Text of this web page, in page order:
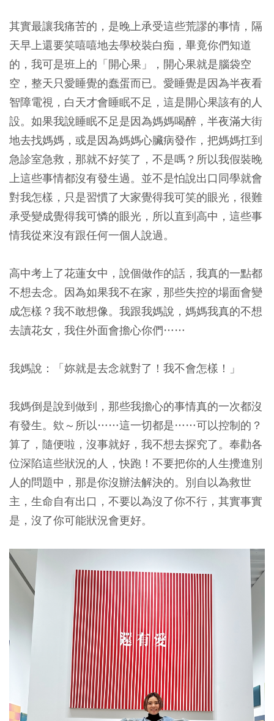
其實最讓我痛苦的，是晚上承受這些荒謬的事情，隔
天早上還要笑嘻嘻地去學校裝白痴，畢竟你們知道
的，我可是班上的「開心果」，開心果就是腦袋空
空，整天只愛睡覺的蠢蛋而已。愛睡覺是因為半夜看
智障電視，白天才會睡眠不足，這是開心果該有的人
設。如果我說睡眠不足是因為媽媽喝醉，半夜滿大街
地去找媽媽，或是因為媽媽心臟病發作，把媽媽扛到
急診室急救，那就不好笑了，不是嗎？所以我假裝晚
上這些事情都沒有發生過。並不是怕說出口同學就會
對我怎樣，只是習慣了大家覺得我可笑的眼光，很難
承受變成覺得我可憐的眼光，所以直到高中，這些事
情我從來沒有跟任何一個人說過。
高中考上了花蓮女中，說個做作的話，我真的一點都
不想去念。因為如果我不在家，那些失控的場面會變
成怎樣？我不敢想像。我跟我媽說，媽媽我真的不想
去讀花女，我住外面會擔心你們……
我媽說：「妳就是去念就對了！我不會怎樣！」
我媽倒是說到做到，那些我擔心的事情真的一次都沒
有發生。欸～所以……這一切都是……可以控制的？
算了，隨便啦，沒事就好，我不想去探究了。奉勸各
位深陷這些狀況的人，快跑！不要把你的人生攪進別
人的問題中，那是你沒辦法解決的。別自以為救世
主，生命自有出口，不要以為沒了你不行，其實事實
是，沒了你可能狀況會更好。